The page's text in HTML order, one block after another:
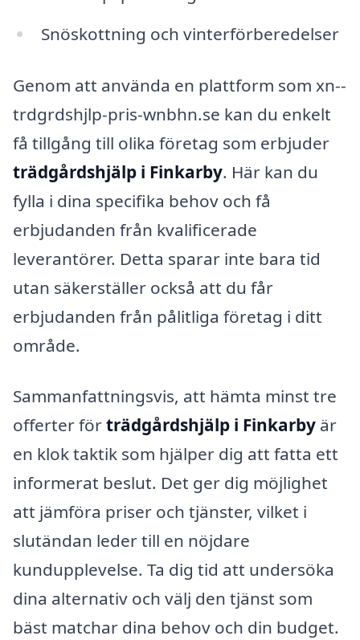
Snöskottning och vinterförberedelser
Genom att använda en plattform som xn--
trdgrdshjlp-pris-wnbhn.se kan du enkelt
få tillgång till olika företag som erbjuder
trädgårdshjälp i Finkarby. Här kan du
fylla i dina specifika behov och få
erbjudanden från kvalificerade
leverantörer. Detta sparar inte bara tid
utan säkerställer också att du får
erbjudanden från pålitliga företag i ditt
område.
Sammanfattningsvis, att hämta minst tre
offerter förträdgårdshjälp i Finkarby är
en klok taktik som hjälper dig att fatta ett
informerat beslut. Det ger dig möjlighet
att jämföra priser och tjänster, vilket i
slutändan leder till en nöjdare
kundupplevelse. Ta dig tid att undersöka
dina alternativ och välj den tjänst som
bäst matchar dina behov och din budget.